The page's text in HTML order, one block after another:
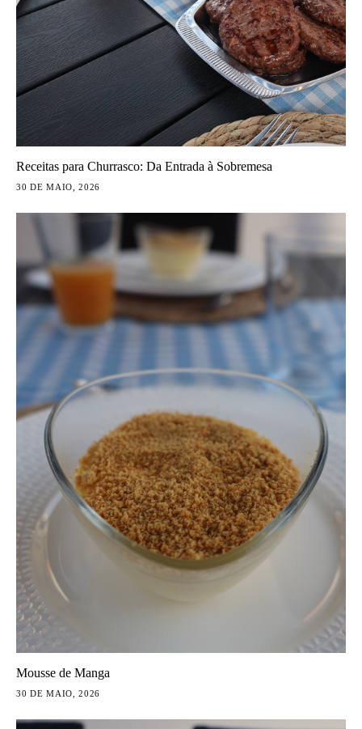
Receitas para Churrasco: Da Entrada à Sobremesa
30 DE MAIO, 2026
Mousse de Manga
30 DE MAIO, 2026